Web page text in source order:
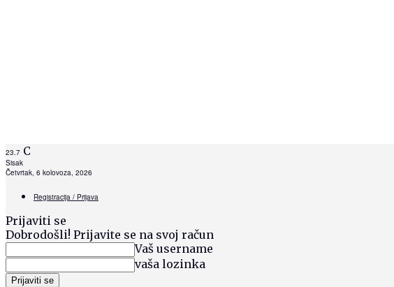
23.7 C
Sisak
Četvrtak, 6 kolovoza, 2026
Registracija / Prijava
Prijaviti se
Dobrodošli! Prijavite se na svoj račun
Vaš username
vaša lozinka